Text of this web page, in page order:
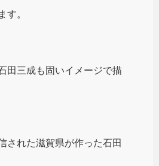
す。
田三成も固いイメージで描
された滋賀県が作った石田